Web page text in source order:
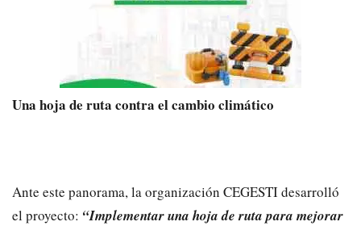
Una hoja de ruta contra el cambio climático
​Ante este panorama, la organización CEGESTI desarrolló
el proyecto: “Implementar una hoja de ruta para mejorar